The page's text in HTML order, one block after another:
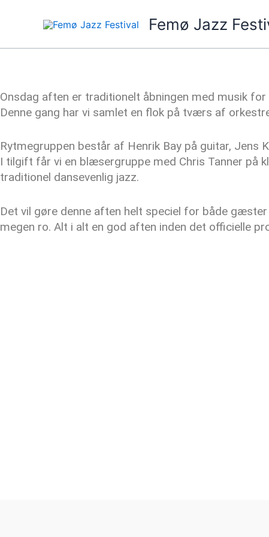
Femø Jazz
Onsdag aften er traditionelt åbningen med musik
Denne gang har vi samlet en flok på tværs af
Rytmegruppen består af Henrik Bay på guitar,
I tilgift får vi en blæsergruppe med Chris Tanner på
traditionel dansevenlig jazz.
Det vil gøre denne aften helt speciel for både
megen ro. Alt i alt en god aften inden det officielle